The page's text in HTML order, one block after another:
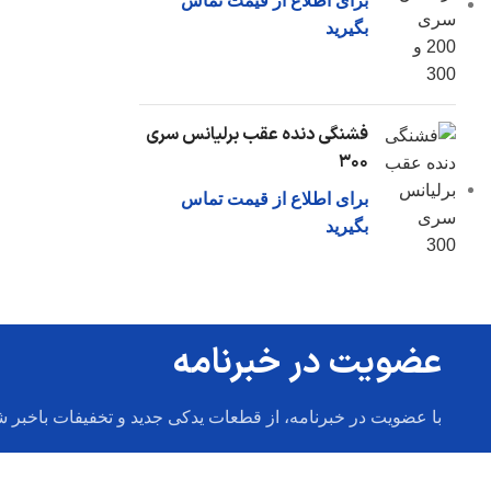
بگیرید
فشنگی دنده عقب برلیانس سری
۳۰۰
برای اطلاع از قیمت تماس
بگیرید
عضویت در خبرنامه
با عضویت در خبرنامه، از قطعات یدکی جدید و تخفیفات باخبر